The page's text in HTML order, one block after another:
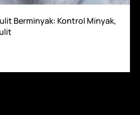
Berminyak: Kontrol Minyak,